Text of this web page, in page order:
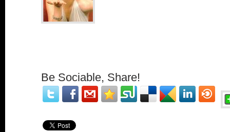
Be Sociable, Share!